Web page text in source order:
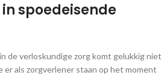
spoedeisende
de verloskundige zorg komt gelukkig niet
er als zorgverlener staan op het moment